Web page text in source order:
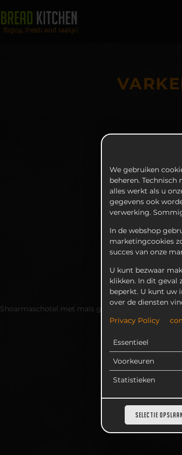
We gebruiken
beheren.
alles werkt als u
gegevens ook
verwerking.
In de webshop
marketingcookies
succes van onze
U kunt bezwaar
klikken. In dit geval
beperkt. U kunt uw
over de diensten
Privacy Policy
Essentieel
Voorkeuren
Statistieken
SELECTIE OPSLAAN
Shoarmaschotel met mals gekruid varkensvlees,
* Door